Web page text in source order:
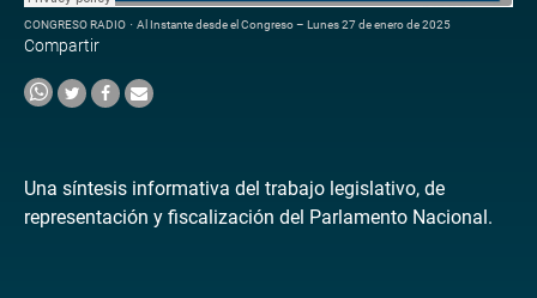
CONGRESO RADIO · Al Instante desde el Congreso – Lunes 27 de enero de 2025
Compartir
Una síntesis informativa del trabajo legislativo, de
representación y fiscalización del Parlamento Nacional.